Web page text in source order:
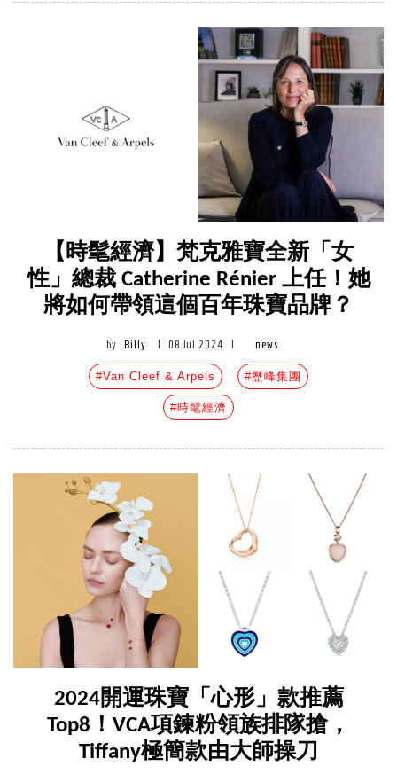
【時髦經濟】梵克雅寶全新「女
性」總裁 Catherine Rénier 上任！她
將如何帶領這個百年珠寶品牌？
by Billy 08 Jul 2024 news
#Van Cleef & Arpels #歷峰集團
#時髦經濟
2024開運珠寶「心形」款推薦
Top8！VCA項鍊粉領族排隊搶，
Tiffany極簡款由大師操刀